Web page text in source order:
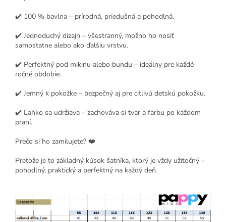
✔️ 100 % bavlna – prírodná, priedušná a pohodlná.
✔️ Jednoduchý dizajn – všestranný, možno ho nosiť
samostatne alebo ako ďalšiu vrstvu.
✔️ Perfektný pod mikinu alebo bundu – ideálny pre každé
ročné obdobie.
✔️ Jemný k pokožke – bezpečný aj pre citlivú detskú pokožku.
✔️ Ľahko sa udržiava – zachováva si tvar a farbu po každom
praní.
Prečo si ho zamilujete? ❤️
Pretože je to základný kúsok šatníka, ktorý je vždy užitočný –
pohodlný, praktický a perfektný na každý deň.